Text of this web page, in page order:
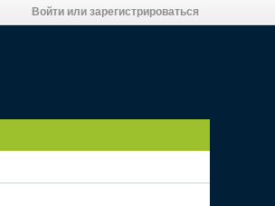
Войти или зарегистрироваться